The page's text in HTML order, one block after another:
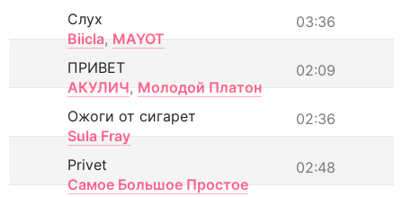
03:36
Слух
Biicla, MAYOT
02:09
ПРИВЕТ
АКУЛИЧ, Молодой Платон
02:36
Ожоги от сигарет
Sula Fray
02:48
Privet
Самое Большое Простое